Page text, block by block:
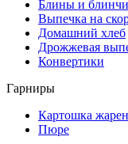
Блины и
Выпечка на
Домашний хлеб
Дрожжевая
Конвертики
Гарниры
Картошка
Пюре